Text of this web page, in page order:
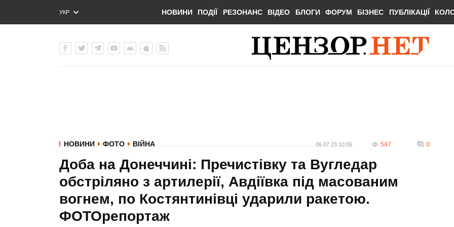
УКР
ENG
НОВИНИ ПОДІЇ РЕЗОНАНС ВІДЕО БЛОГИ ФОРУМ БІЗНЕС ПУБЛІКАЦІЇ
НОВИНИ ФОТО ВІЙНА 06.07.23 10:05 547 0
Доба на Донеччині: Пречистівку та Вугледар
обстріляно з артилерії, Авдіївка під масованим
вогнем, по Костянтинівці ударили ракетою.
ФОТОрепортаж